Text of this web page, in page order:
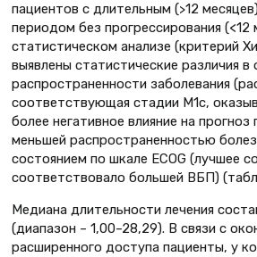
пациентов с длительным (>12
периодом без прогрессирования (<12
статистическом анализе (критерий
выявлены статистические различия в
распространенности заболевания
соответствующая стадии M1c,
более негативное влияние на
меньшей распространенностью
состоянием по шкале ECOG (лучшее
соответствовало большей ВБП)
Медиана длительности лечения
(диапазон – 1,00–28,29). В связи с
расширенного доступа пациенты, у